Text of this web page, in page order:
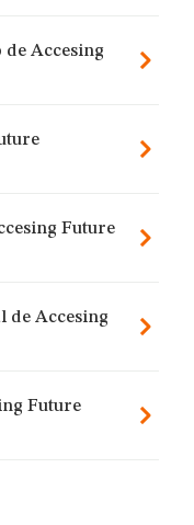
de Accesing
Future
de Accesing
Future